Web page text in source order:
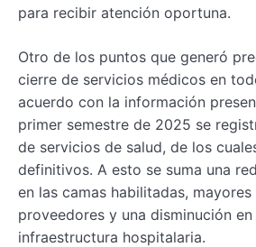
para recibir atención oportuna.
Otro de los puntos que generó
cierre de servicios médicos en
acuerdo con la información
primer semestre de 2025 se
de servicios de salud, de los
definitivos. A esto se suma una
en las camas habilitadas,
proveedores y una disminución
infraestructura hospitalaria.